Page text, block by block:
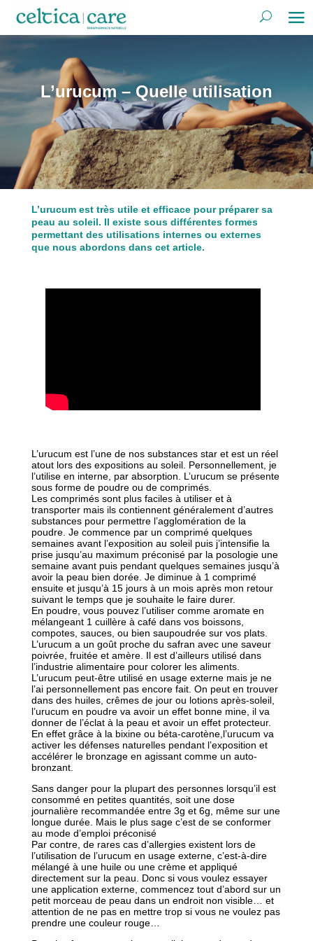
L’urucum – Quelle utilisation
L’urucum est très utile et efficace pour préparer sa
peau au soleil. Il existe sous différentes formes
permettant des utilisations internes ou externes
que nous abordons dans cet article.
L’urucum est l’une de nos substances star et est un réel
atout lors des expositions au soleil. Personnellement, je
l’utilise en interne, par absorption. L’urucum se présente
sous forme de poudre ou de comprimés.
Les comprimés sont plus faciles à utiliser et à
transporter mais ils contiennent généralement d’autres
substances pour permettre l’agglomération de la
poudre. Je commence par un comprimé quelques
semaines avant l’exposition au soleil puis j’intensifie la
prise jusqu’au maximum préconisé par la posologie une
semaine avant puis pendant quelques semaines jusqu’à
avoir la peau bien dorée. Je diminue à 1 comprimé
ensuite et jusqu’à 15 jours à un mois après mon retour
suivant le temps que je souhaite le faire durer.
En poudre, vous pouvez l’utiliser comme aromate en
mélangeant 1 cuillère à café dans vos boissons,
compotes, sauces, ou bien saupoudrée sur vos plats.
L’urucum a un goût proche du safran avec une saveur
poivrée, fruitée et amère. Il est d’ailleurs utilisé dans
l’industrie alimentaire pour colorer les aliments.
L’urucum peut-être utilisé en usage externe mais je ne
l’ai personnellement pas encore fait. On peut en trouver
dans des huiles, crêmes de jour ou lotions après-soleil,
l’urucum en poudre va avoir un effet bonne mine, il va
donner de l’éclat à la peau et avoir un effet protecteur.
En effet grâce à la bixine ou béta-carotène,l’urucum va
activer les défenses naturelles pendant l’exposition et
accélérer le bronzage en agissant comme un auto-
bronzant.
Sans danger pour la plupart des personnes lorsqu’il est
consommé en petites quantités, soit une dose
journalière recommandée entre 3g et 6g, même sur une
longue durée. Mais le plus sage c’est de se conformer
au mode d’emploi préconisé
Par contre, de rares cas d’allergies existent lors de
l’utilisation de l’urucum en usage externe, c’est-à-dire
mélangé à une huile ou une crème et appliqué
directement sur la peau. Donc si vous voulez essayer
une application externe, commencez tout d’abord sur un
petit morceau de peau dans un endroit non visible… et
attention de ne pas en mettre trop si vous ne voulez pas
prendre une couleur rouge…